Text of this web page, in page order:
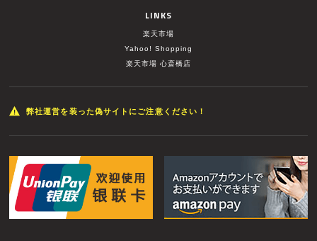
LINKS
楽天市場
Yahoo! Shopping
楽天市場 心斎橋店
弊社運営を装った偽サイトにご注意ください！